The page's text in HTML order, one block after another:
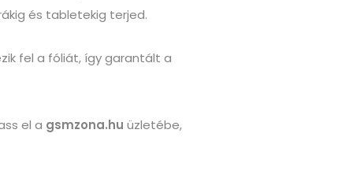
és tabletekig terjed.
fel a fóliát, így garantált a
el a gsmzona.hu üzletébe,